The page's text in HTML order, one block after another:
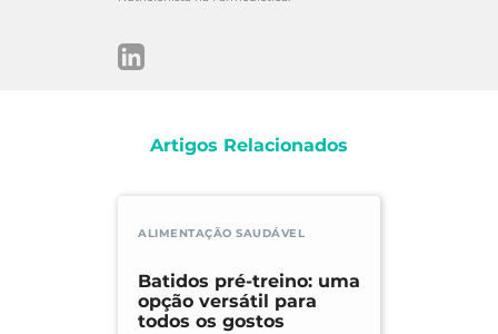
Artigos Relacionados
ALIMENTAÇÃO SAUDÁVEL
Batidos pré-treino: uma
opção versátil para
todos os gostos